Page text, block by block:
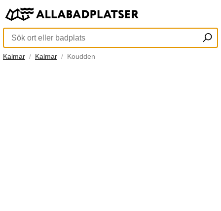
Kalmar Kalmar Koudden